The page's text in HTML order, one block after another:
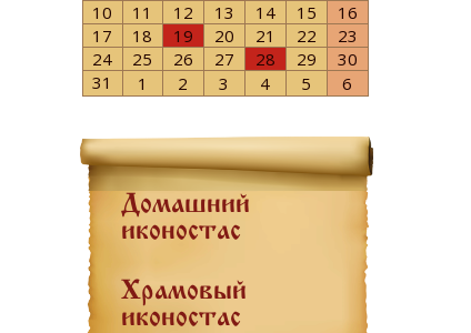
10
11 12 13 14 15
16
17
18 19 20 21 22
23
24
25 26 27 28 29
30
31
1 2 3 4 5 6
Домашний
иконостас
Храмовый
иконостас